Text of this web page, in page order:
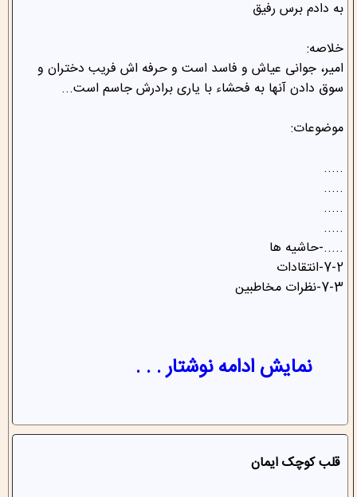
به دادم برس رفیق
خلاصه:
امیر، جوانی عیاش و فاسد است و حرفه اش فریب دختران و
سوق دادن آنها به فحشاء‌ با یاری برادرش جاسم است...
موضوعات:
.....
.....
.....
.....
.....-حاشیه ها
7-2-انتقادات
7-3-نظرات مخاطبین
نمایش ادامه نوشتار . . .
قلب کوچک ایمان